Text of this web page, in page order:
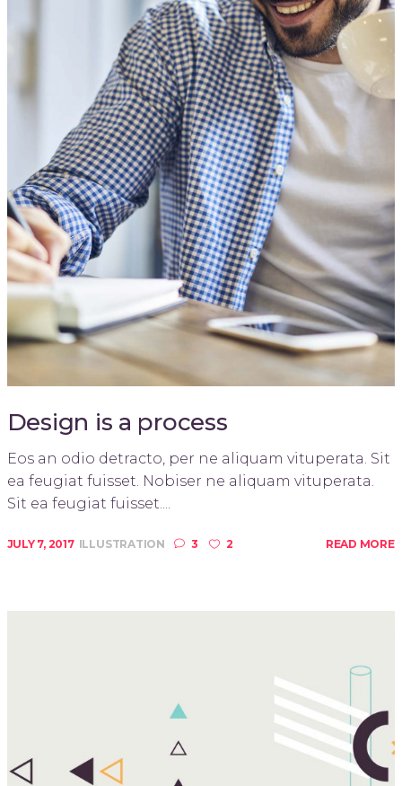
Design is a process
Eos an odio detracto, per ne aliquam vituperata. Sit
ea feugiat fuisset. Nobiser ne aliquam vituperata.
Sit ea feugiat fuisset....
JULY 7, 2017 ILLUSTRATION 3 2 READ MORE